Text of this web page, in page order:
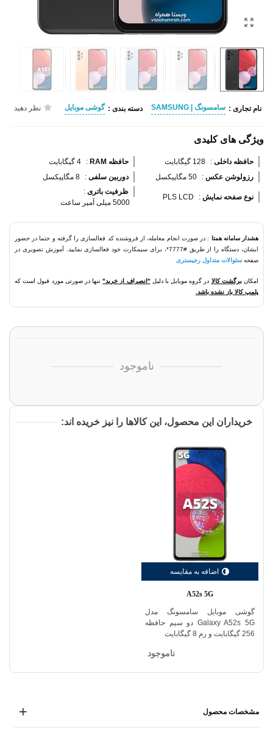
نام تجاری : سامسونگ | SAMSUNG دسته بندی : گوشی موبایل نظر دهید
ویژگی های کلیدی
حافظه داخلی : 128 گیگابایت حافظه RAM :
4 گیگابایت
رزولوشن عکس : 50 مگاپیکسل دوربین سلفی : 8 مگاپیکسل
نوع صفحه نمایش :
PLS LCD
ظرفیت باتری :
5000 میلی آمپر ساعت
هشدار سامانه همتا
: در صورت انجام معامله، از فروشنده کد فعالسازی را گرفته و حتما در حضور
ایشان، دستگاه را از طریق #7777*، برای سیمکارت خود فعالسازی نمایید. آموزش تصویری در
صفحه سئوالات متداول رجیستری
امکانبرگشت کالا در گروه موبایل با دلیل "انصراف از خرید"تنها در صورتی مورد قبول است که
پلمپ کالا باز نشده باشد.
ناموجود
خریداران این محصول، این کالاها را نیز خریده اند:
اضافه به مقایسه
A52s 5G
گوشی موبایل سامسونگ مدل
Galaxy A52s 5G دو سیم حافظه
256 گیگابایت و رم 8 گیگابایت
ناموجود
مشخصات محصول